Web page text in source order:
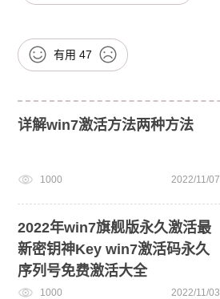
有用 47
详解win7激活方法两种方法
1000 2022/11/07
2022年win7旗舰版永久激活最
新密钥神Key win7激活码永久
序列号免费激活大全
1000 2022/11/03